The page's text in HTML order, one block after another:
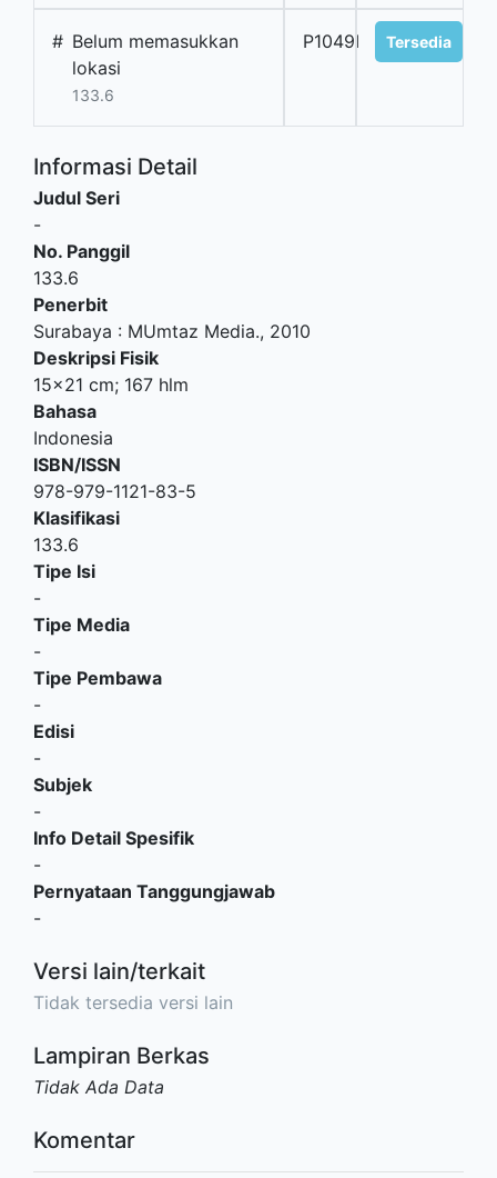
# Belum memasukkan
lokasi
133.6
P1049I Tersedia
Informasi Detail
Judul Seri
-
No. Panggil
133.6
Penerbit
Surabaya : MUmtaz Media., 2010
Deskripsi Fisik
15x21 cm; 167 hlm
Bahasa
Indonesia
ISBN/ISSN
978-979-1121-83-5
Klasifikasi
133.6
Tipe Isi
-
Tipe Media
-
Tipe Pembawa
-
Edisi
-
Subjek
-
Info Detail Spesifik
-
Pernyataan Tanggungjawab
-
Versi lain/terkait
Tidak tersedia versi lain
Lampiran Berkas
Tidak Ada Data
Komentar